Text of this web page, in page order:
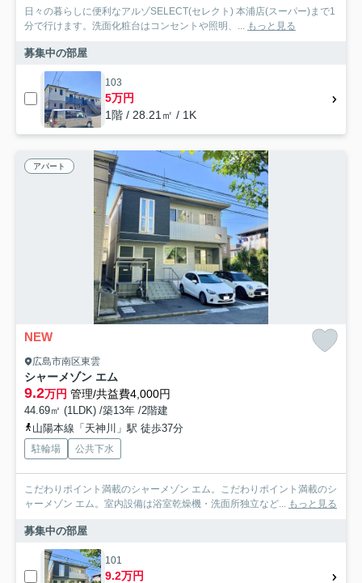
日々の暮らしに便利なアルゾSELECT(セレクト) 本浦店(スーパー)まで1
分で行けます。洗面化粧台はコンセントや照明、... もっと見る
募集中の部屋
103
5万円
1階 / 28.21㎡ / 1K
アパート
NEW
広島市南区東雲
シャーメゾン エム
9.2万円 管理/共益費4,000円
44.69㎡ (1LDK) /築13年 /2階建
山陽本線「天神川」駅 徒歩37分
駐輪場 公共下水
こだわりポイント満載のシャーメゾン エム。こだわりポイント満載のシ
ャーメゾン エム。室内設備は浴室乾燥機・洗面所独立など... もっと見る
募集中の部屋
101
9.2万円